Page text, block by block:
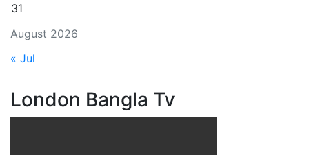
August 2026
31
« Jul
London Bangla Tv